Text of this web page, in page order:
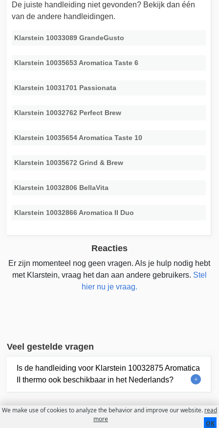
De juiste handleiding niet gevonden? Bekijk dan één
van de andere handleidingen.
Klarstein 10033089 GrandeGusto
Klarstein 10035653 Aromatica Taste 6
Klarstein 10031701 Passionata
Klarstein 10032762 Perfect Brew
Klarstein 10035654 Aromatica Taste 10
Klarstein 10035672 Grind & Brew
Klarstein 10032806 BellaVita
Klarstein 10032866 Aromatica II Duo
Reacties
Er zijn momenteel nog geen vragen. Als je hulp nodig hebt
met Klarstein, vraag het dan aan andere gebruikers. Stel
hier nu je vraag.
Veel gestelde vragen
Is de handleiding voor Klarstein 10032875 Aromatica
II thermo ook beschikbaar in het Nederlands?
Gebruiksvoorwaarden
We make use of cookies to analyze the behavior and improve our website. read
more
OK